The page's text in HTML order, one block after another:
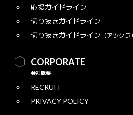
応援ガイドライン
切り抜きガイドライン
切り抜きガイドライン （アツクラ）
CORPORATE
会社概要
RECRUIT
PRIVACY POLICY